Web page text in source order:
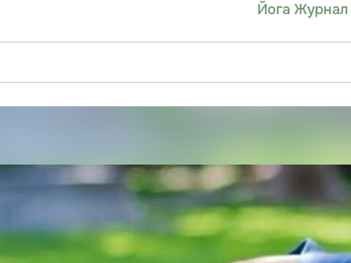
Йога Журнал